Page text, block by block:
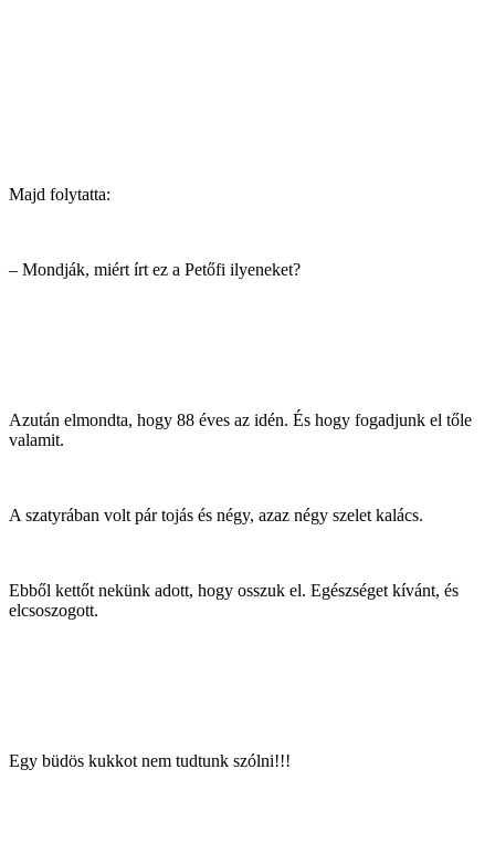
Majd folytatta:
– Mondják, miért írt ez a Petőfi ilyeneket?
Azután elmondta, hogy 88 éves az idén. És hogy fogadjunk el tőle
valamit.
A szatyrában volt pár tojás és négy, azaz négy szelet kalács.
Ebből kettőt nekünk adott, hogy osszuk el. Egészséget kívánt, és
elcsoszogott.
Egy büdös kukkot nem tudtunk szólni!!!